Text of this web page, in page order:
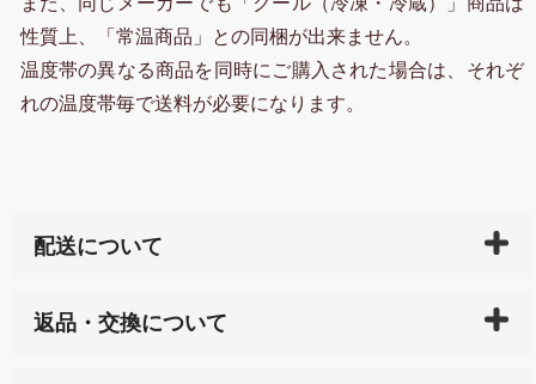
性質上、「常温商品」との同梱が出来ません。
温度帯の異なる商品を同時にご購入された場合は、それぞ
れの温度帯毎で送料が必要になります。
配送について
天ペイ」の方はご注文受付後）、 長崎県下全域に点在
返品・交換について